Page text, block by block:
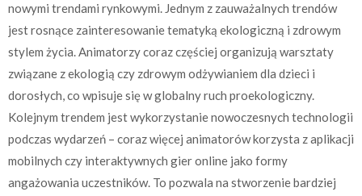
nowymi trendami rynkowymi. Jednym z zauważalnych trendów
jest rosnące zainteresowanie tematyką ekologiczną i zdrowym
stylem życia. Animatorzy coraz częściej organizują warsztaty
związane z ekologią czy zdrowym odżywianiem dla dzieci i
dorosłych, co wpisuje się w globalny ruch proekologiczny.
Kolejnym trendem jest wykorzystanie nowoczesnych technologii
podczas wydarzeń – coraz więcej animatorów korzysta z aplikacji
mobilnych czy interaktywnych gier online jako formy
angażowania uczestników. To pozwala na stworzenie bardziej